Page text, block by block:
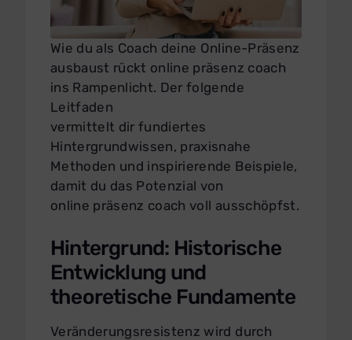
Wie du als Coach deine Online-Präsenz
ausbaust rückt online präsenz coach
ins Rampenlicht. Der folgende
Leitfaden
vermittelt dir fundiertes
Hintergrundwissen, praxisnahe
Methoden und inspirierende Beispiele,
damit du das Potenzial von
online präsenz coach voll ausschöpfst.
Hintergrund: Historische
Entwicklung und
theoretische Fundamente
Veränderungsresistenz wird durch